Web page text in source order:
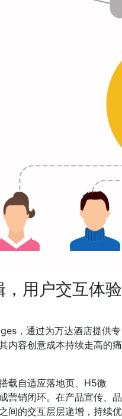
用户交互体验
，通过为万达酒店提供专
内容创意成本持续走高的痛
载自适应落地页、H5微
营销闭环。在产品宣传、品
间的交互层层递增，持续优